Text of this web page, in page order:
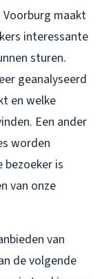
maakt
interessante
sturen.
geanalyseerd
en welke
Een ander
worden
is
van onze
van
de volgende